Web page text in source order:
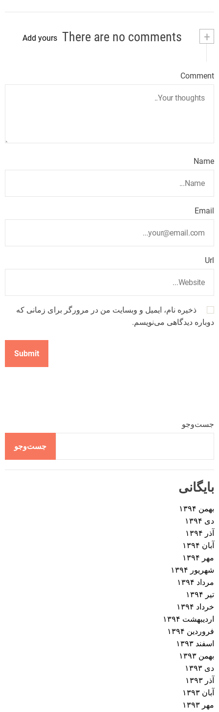
+
Add yours
Comment
Name
Email
Url
ذخیره نام، ایمیل و وبسایت من در مرورگر برای زمانی که
دوباره دیدگاهی می‌نویسم.
جست‌وجو
جست‌وجو
بایگانی
بهمن ۱۳۹۴
دی ۱۳۹۴
آذر ۱۳۹۴
آبان ۱۳۹۴
مهر ۱۳۹۴
شهریور ۱۳۹۴
مرداد ۱۳۹۴
تیر ۱۳۹۴
خرداد ۱۳۹۴
اردیبهشت ۱۳۹۴
فروردین ۱۳۹۴
اسفند ۱۳۹۳
بهمن ۱۳۹۳
دی ۱۳۹۳
آذر ۱۳۹۳
آبان ۱۳۹۳
مهر ۱۳۹۳